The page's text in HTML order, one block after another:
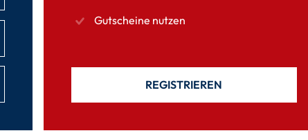
Gutscheine nutzen
REGISTRIEREN